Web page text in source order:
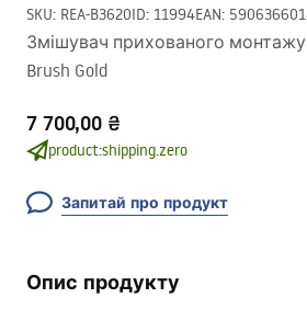
SKU: REA-B3620ID: 11994EAN:
Змішувач прихованого монтажу
Brush Gold
7 700,00 ₴
product:shipping.zero
Запитай про продукт
Опис продукту